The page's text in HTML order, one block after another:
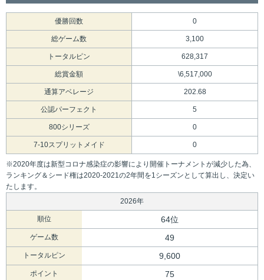
優勝回数 0
総ゲーム数 3,100
トータルピン 628,317
総賞金額 \6,517,000
通算アベレージ 202.68
公認パーフェクト 5
800シリーズ 0
7-10スプリットメイド 0
※2020年度は新型コロナ感染症の影響により開催トーナメントが減少した為、
ランキング＆シード権は2020-2021の2年間を1シーズンとして算出し、決定い
たします。
2026年
順位 64位
ゲーム数 49
トータルピン 9,600
ポイント 75